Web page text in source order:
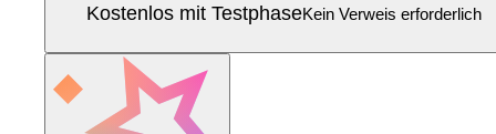
Kostenlos mit TestphaseKein Verweis erforderlich